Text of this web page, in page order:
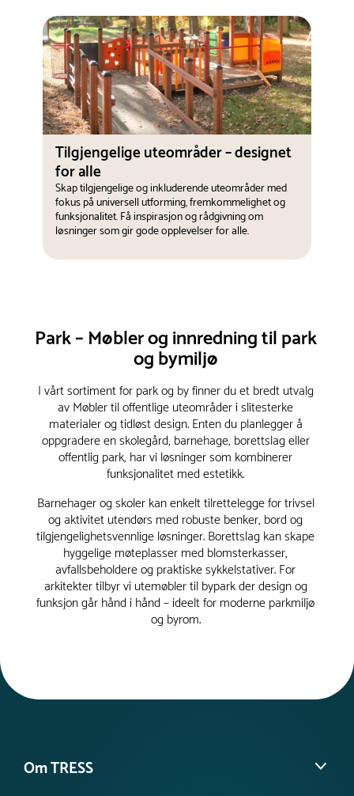
Tilgjengelige uteområder – designet
for alle
Skap tilgjengelige og inkluderende uteområder med
fokus på universell utforming, fremkommelighet og
funksjonalitet. Få inspirasjon og rådgivning om
løsninger som gir gode opplevelser for alle.
Park – Møbler og innredning til park
og bymiljø
I vårt sortiment for park og by finner du et bredt utvalg
av Møbler til offentlige uteområder i slitesterke
materialer og tidløst design. Enten du planlegger å
oppgradere en skolegård, barnehage, borettslag eller
offentlig park, har vi løsninger som kombinerer
funksjonalitet med estetikk.
Barnehager og skoler kan enkelt tilrettelegge for trivsel
og aktivitet utendørs med robuste benker, bord og
tilgjengelighetsvennlige løsninger. Borettslag kan skape
hyggelige møteplasser med blomsterkasser,
avfallsbeholdere og praktiske sykkelstativer. For
arkitekter tilbyr vi utemøbler til bypark der design og
funksjon går hånd i hånd – ideelt for moderne parkmiljø
og byrom.
Om TRESS